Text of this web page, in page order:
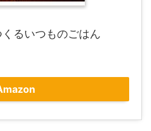
るいつものごはん